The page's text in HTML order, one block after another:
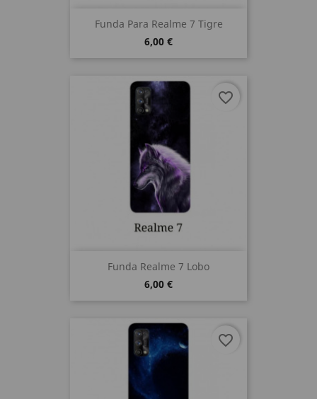
Funda Para Realme 7 Tigre
6,00 €
Funda Realme 7 Lobo
6,00 €
favorite_border
favorite_border